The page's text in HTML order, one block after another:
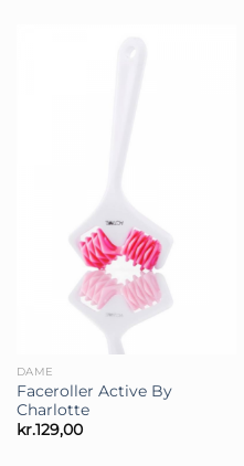
DAME
Faceroller Active By
Charlotte
kr.129,00